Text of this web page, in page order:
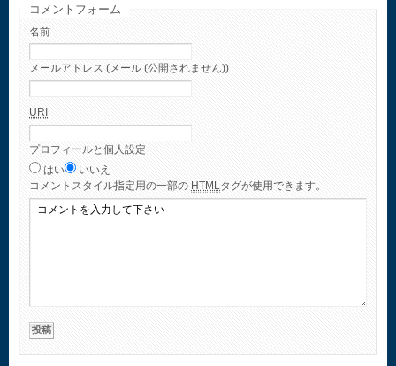
コメントフォーム
名前
メールアドレス (メール (公開されません))
URI
プロフィールと個人設定
はい
いいえ
コメント スタイル指定用の一部の HTMLタグが使用できます。